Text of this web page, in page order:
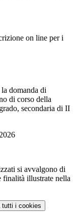
on line per i
domanda di
di corso della
secondaria di II
si avvalgono di
finalità illustrate nella
tutti i cookies